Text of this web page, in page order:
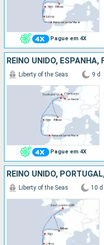
Pague em 4X
REINO UNIDO, ESPANHA,
Pague em 4X
Liberty of the Seas 9 d
REINO UNIDO,
Liberty of the Seas 10 d